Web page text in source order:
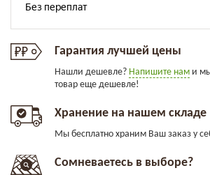
Гарантия лучшей цены
Нашли дешевле? Напишите нам и
товар еще дешевле!
Хранение на нашем складе
Мы бесплатно храним Ваш заказ у
Сомневаетесь в выборе?